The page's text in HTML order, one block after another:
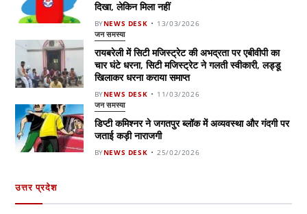
दिखा, लेकिन मिला नहीं
BYNEWS DESK 13/03/2026
जन समस्या
रायबरेली में सिटी मजिस्ट्रेट की अभद्रता पर एबीवीपी का
चार घंटे धरना, सिटी मजिस्ट्रेट ने गलती स्वीकारी, लड्डू
खिलाकर धरना कराया समाप्त
BYNEWS DESK 11/03/2026
जन समस्या
डिप्टी कमिश्नर ने जगतपुर ब्लॉक में अव्यवस्था और गंदगी पर
जताई कड़ी नाराजगी
BYNEWS DESK 25/02/2026
उत्तर प्रदेश